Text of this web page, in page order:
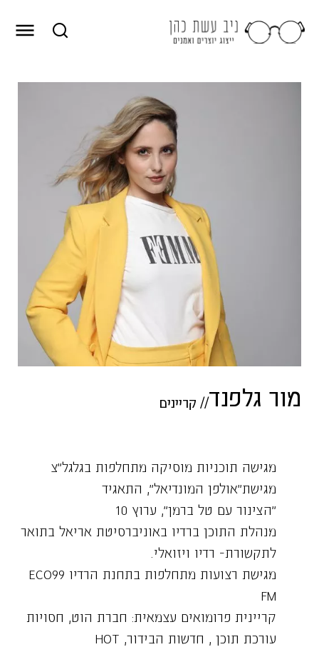
מור גלפנד// קריינים
מגישה תוכניות מוסיקה מתחלפות בגלגל"צ
מגישת"אולפן המונדיאל", התאגיד
"הצינור עם טל ברמן", ערוץ 10
מנהלת התוכן ברדיו באוניברסיטת אריאל בתואר
לתקשורת- רדיו ויזואלי.
מגישת רצועות מתחלפות בתחנת הרדיו ECO99
FM
קריינית פרומואים עצמאית: חברת הוט, חסויות
עורכת תוכן , חדשות הבידור, HOT